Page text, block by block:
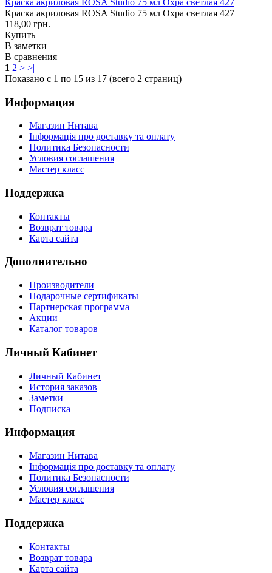
Краска акриловая ROSA Studio 75 мл Охра светлая 427
118,00 грн.
Купить
В заметки
В сравнения
1 2 > >|
Показано с 1 по 15 из 17 (всего 2 страниц)
Информация
Магазин Нитава
Інформація про доставку та оплату
Политика Безопасности
Условия соглашения
Мастер класс
Поддержка
Контакты
Возврат товара
Карта сайта
Дополнительно
Производители
Подарочные сертификаты
Партнерская программа
Акции
Каталог товаров
Личный Кабинет
Личный Кабинет
История заказов
Заметки
Подписка
Информация
Магазин Нитава
Інформація про доставку та оплату
Политика Безопасности
Условия соглашения
Мастер класс
Поддержка
Контакты
Возврат товара
Карта сайта